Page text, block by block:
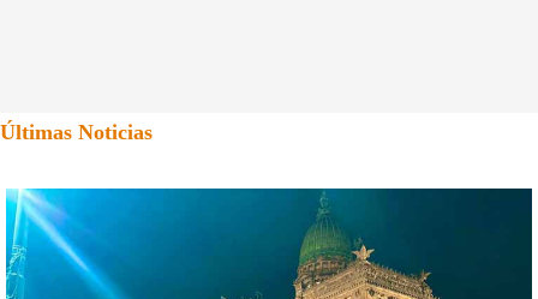
Últimas Noticias